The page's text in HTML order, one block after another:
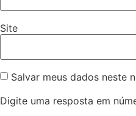
Site
Salvar meus dados neste
Digite uma resposta em